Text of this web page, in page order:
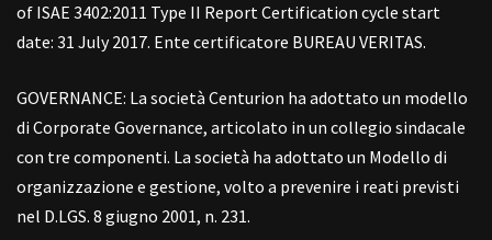
of ISAE 3402:2011 Type II Report Certification cycle start
date: 31 July 2017. Ente certificatore BUREAU VERITAS.
GOVERNANCE: La società Centurion ha adottato un modello
di Corporate Governance, articolato in un collegio sindacale
con tre componenti. La società ha adottato un Modello di
organizzazione e gestione, volto a prevenire i reati previsti
nel D.LGS. 8 giugno 2001, n. 231.